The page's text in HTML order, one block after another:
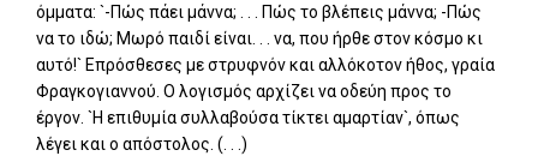
όμματα: `-Πώς πάει μάννα; . . . Πώς το βλέπεις μάννα; -Πώς
να το ιδώ; Μωρό παιδί είναι. . . να, που ήρθε στον κόσμο κι
αυτό!` Επρόσθεσες με στρυφνόν και αλλόκοτον ήθος, γραία
Φραγκογιαννού. Ο λογισμός αρχίζει να οδεύη προς το
έργον. `Η επιθυμία συλλαβούσα τίκτει αμαρτίαν`, όπως
λέγει και ο απόστολος. (. . .)